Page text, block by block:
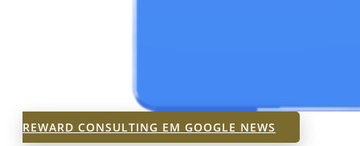
REWARD CONSULTING EM GOOGLE NEWS